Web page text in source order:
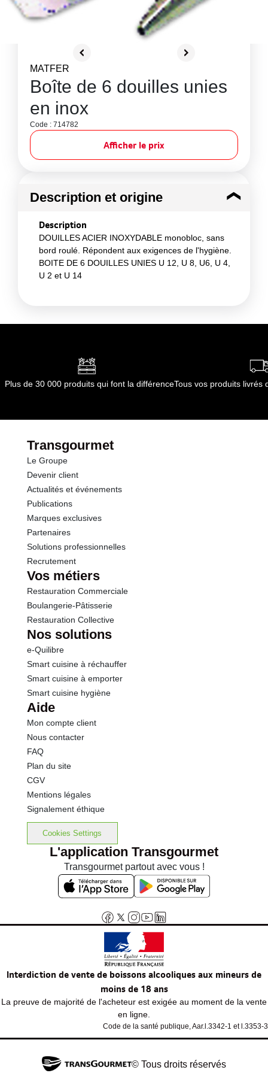
MATFER
Boîte de 6 douilles unies
en inox
Code : 714782
Afficher le prix
Description et origine
Description
DOUILLES ACIER INOXYDABLE monobloc, sans
bord roulé. Répondent aux exigences de l'hygiène.
BOITE DE 6 DOUILLES UNIES U 12, U 8, U6, U 4,
U 2 et U 14
Plus de 30 000 produits qui font la différenceTous vos produits livrés
Transgourmet
Le Groupe
Devenir client
Actualités et événements
Publications
Marques exclusives
Partenaires
Solutions professionnelles
Recrutement
Vos métiers
Restauration Commerciale
Boulangerie-Pâtisserie
Restauration Collective
Nos solutions
e-Quilibre
Smart cuisine à réchauffer
Smart cuisine à emporter
Smart cuisine hygiène
Aide
Mon compte client
Nous contacter
FAQ
Plan du site
CGV
Mentions légales
Signalement éthique
Cookies Settings
L'application Transgourmet
Transgourmet partout avec vous !
Interdiction de vente de boissons alcooliques aux mineurs de
moins de 18 ans
La preuve de majorité de l'acheteur est exigée au moment de la vente
en ligne.
Code de la santé publique, Aar.l.3342-1 et l.3353-3
© Tous droits réservés